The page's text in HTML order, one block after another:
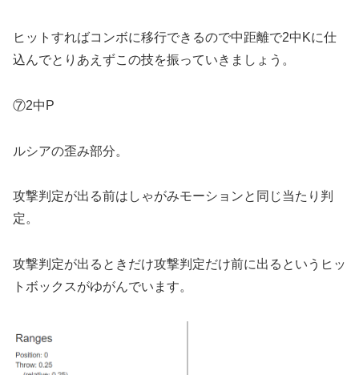
ヒットすればコンボに移行できるので中距離で2中Kに仕
込んでとりあえずこの技を振っていきましょう。
⑦2中P
ルシアの歪み部分。
攻撃判定が出る前はしゃがみモーションと同じ当たり判
定。
攻撃判定が出るときだけ攻撃判定だけ前に出るというヒッ
トボックスがゆがんでいます。